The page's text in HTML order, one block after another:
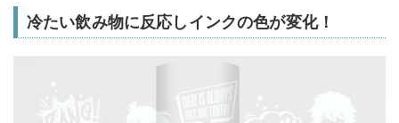
冷たい飲み物に反応しインクの色が変化！